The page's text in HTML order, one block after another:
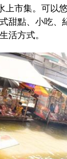
市集。可以
甜點、小吃、
活方式。